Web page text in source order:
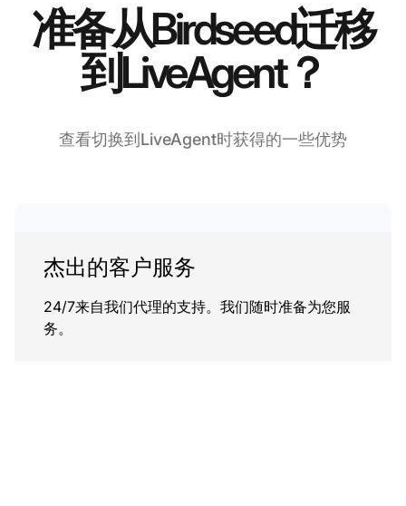
准备从Birdseed迁移
到LiveAgent？
查看切换到LiveAgent时获得的一些优势
杰出的客户服务
24/7来自我们代理的支持。我们随时准备为您服
务。